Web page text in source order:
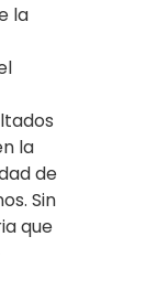
la
la
de
Sin
que